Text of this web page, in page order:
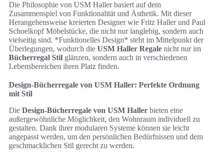
Die Philosophie von USM Haller basiert auf dem
Zusammenspiel von Funktionalität und Ästhetik. Mit dieser
Herangehensweise kreierten Designer wie Fritz Haller und Paul
Schoelkopf Möbelstücke, die nicht nur langlebig, sondern auch
vielseitig sind. *Funktionelles Design* steht im Mittelpunkt der
Überlegungen, wodurch die USM Haller Regale nicht nur im
Bücherregal Stil glänzen, sondern auch in verschiedenen
Lebensbereichen ihren Platz finden.
Design-Bücherregale von USM Haller: Perfekte Ordnung
mit Stil
Die Design-Bücherregale von USM Haller bieten eine
außergewöhnliche Möglichkeit, den Wohnraum individuell zu
gestalten. Dank ihrer modularen Systeme können sie leicht
angepasst werden, um den persönlichen Bedürfnissen und dem
geschmacklichen Stil gerecht zu werden.